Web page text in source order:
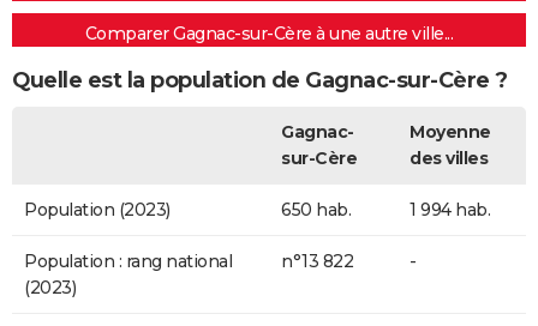
Comparer Gagnac-sur-Cère à une autre ville...
Quelle est la population de Gagnac-sur-Cère ?
Gagnac-
sur-Cère
Moyenne
des villes
Population (2023) 650 hab. 1 994 hab.
Population : rang national
(2023)
n°13 822 -